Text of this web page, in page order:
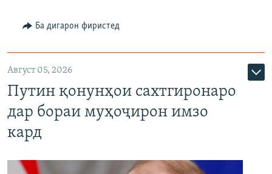
Ба дигарон фиристед
Август 05, 2026
Путин қонунҳои сахтгиронаро
дар бораи муҳоҷирон имзо
кард